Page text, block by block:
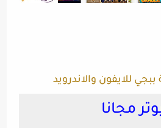
للايفون والاندرويد
مجانا